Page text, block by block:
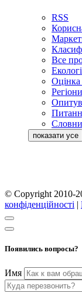
RSS
Все
Оцінка
© Copyright 2010-
конфіденційності |
Появились вопросы?
Имя